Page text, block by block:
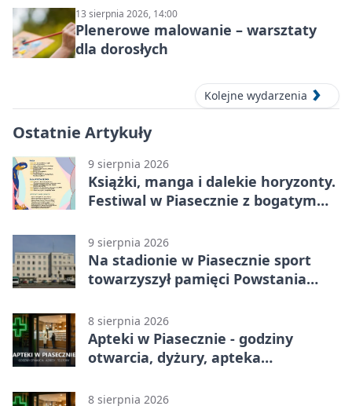
13 sierpnia 2026, 14:00
Plenerowe malowanie – warsztaty
dla dorosłych
Kolejne wydarzenia
Ostatnie Artykuły
9 sierpnia 2026
Książki, manga i dalekie horyzonty.
Festiwal w Piasecznie z bogatym
9 sierpnia 2026
Na stadionie w Piasecznie sport
towarzyszył pamięci Powstania
8 sierpnia 2026
Apteki w Piasecznie - godziny
otwarcia, dyżury, apteka
8 sierpnia 2026